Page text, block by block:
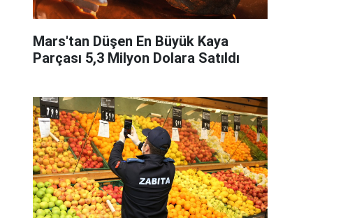
Mars'tan Düşen En Büyük Kaya
Parçası 5,3 Milyon Dolara Satıldı